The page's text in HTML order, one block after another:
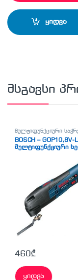
ყიდვა
მსგავსი
მულტიფუნქციური
BOSCH – GOP10,8V-LI
მულტიფუნქციური
460₾
ყიდვა